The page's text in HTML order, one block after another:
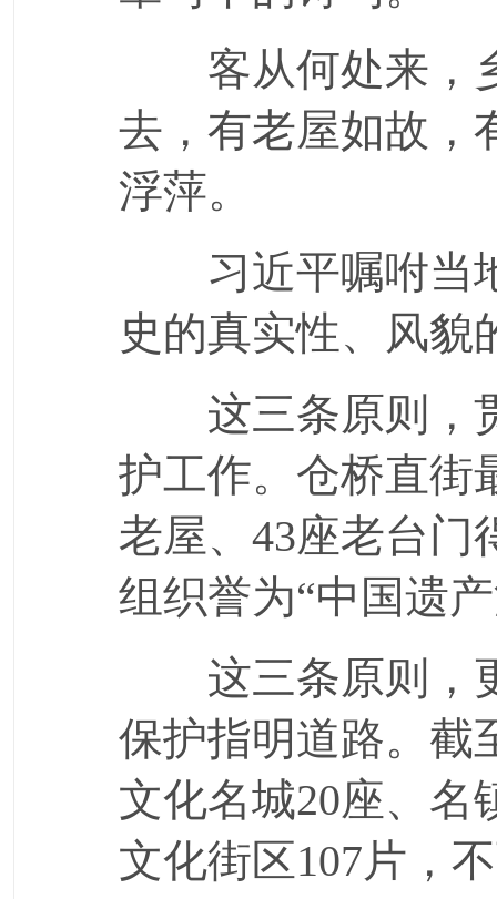
客从何处来，
去，有老屋如故，
浮萍。
习近平嘱咐当地
史的真实性、风貌
这三条原则，贯
护工作。仓桥直街
老屋、43座老台门
组织誉为“中国遗
这三条原则，更
保护指明道路。截
文化名城20座、名
文化街区107片，